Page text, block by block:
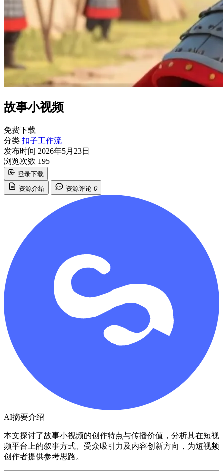
故事小视频
免费下载
分类 扣子工作流
发布时间 2026年5月23日
浏览次数 195
登录下载
资源介绍
资源评论 0
AI摘要介绍
本文探讨了故事小视频的创作特点与传播价值，分析其在短视
频平台上的叙事方式、受众吸引力及内容创新方向，为短视频
创作者提供参考思路。